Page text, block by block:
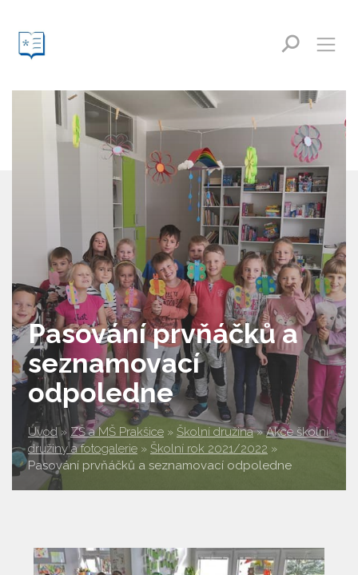
Pasování prvňáčků a
seznamovací
odpoledne
Úvod » ZŠ a MŠ Prakšice » Školní družina » Akce školní
družiny a fotogalerie » Školní rok 2021/2022 »
Pasování prvňáčků a seznamovací odpoledne